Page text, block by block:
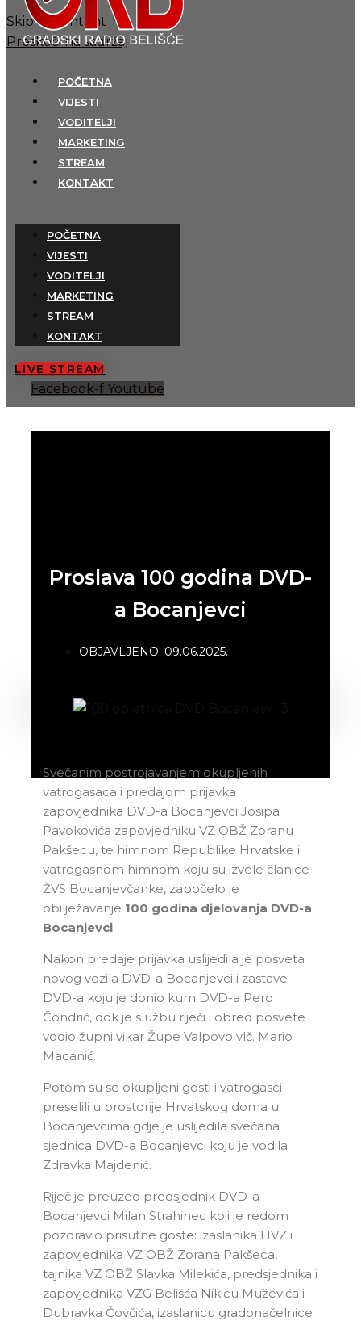
Skip to content
Preskoči na sadržaj
POČETNA
VIJESTI
VODITELJI
MARKETING
STREAM
KONTAKT
POČETNA
VIJESTI
VODITELJI
MARKETING
STREAM
KONTAKT
LIVE STREAM
Facebook-f Youtube
Proslava 100 godina DVD-
a Bocanjevci
OBJAVLJENO: 09.06.2025.
Svečanim postrojavanjem okupljenih
vatrogasaca i predajom prijavka
zapovjednika DVD-a Bocanjevci Josipa
Pavokovića zapovjedniku VZ OBŽ Zoranu
Pakšecu, te himnom Republike Hrvatske i
vatrogasnom himnom koju su izvele članice
ŽVS Bocanjevčanke, započelo je
obilježavanje 100 godina djelovanja DVD-a
Bocanjevci.
Nakon predaje prijavka uslijedila je posveta
novog vozila DVD-a Bocanjevci i zastave
DVD-a koju je donio kum DVD-a Pero
Čondrić, dok je službu riječi i obred posvete
vodio župni vikar Župe Valpovo vlč. Mario
Macanić.
Potom su se okupljeni gosti i vatrogasci
preselili u prostorije Hrvatskog doma u
Bocanjevcima gdje je uslijedila svečana
sjednica DVD-a Bocanjevci koju je vodila
Zdravka Majdenić.
Riječ je preuzeo predsjednik DVD-a
Bocanjevci Milan Strahinec koji je redom
pozdravio prisutne goste: izaslanika HVZ i
zapovjednika VZ OBŽ Zorana Pakšeca,
tajnika VZ OBŽ Slavka Milekića, predsjednika i
zapovjednika VZG Belišća Nikicu Muževića i
Dubravka Čovčića, izaslanicu gradonačelnice